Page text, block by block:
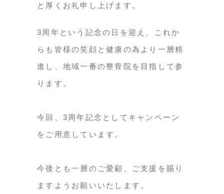
と厚くお礼申し上げます。
3周年という記念の日を迎え、これか
らも皆様の笑顔と健康の為より一層精
進し、地域一番の整骨院を目指して参
ります。
今回、3周年記念としてキャンペーン
をご用意しています。
今後とも一層のご愛顧、ご支援を賜り
ますようお願いいたします。